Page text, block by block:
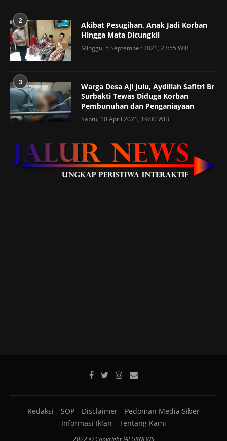
2
Akibat Pesugihan, Anak Jadi Korban
Hingga Mata Dicungkil
Minggu, 5 September 2021, 23:55 WIB
3
Warga Desa Aji Julu, Aydillah Safitri Br
Surbakti Tewas Diduga Korban
Pembunuhan dan Penganiayaan
Sabtu, 10 April 2021, 19:00 WIB
Redaksi SOP Disclaimer
Pedoman Media Siber
Informasi Iklan
Tentang Kami
2022 © Copyright JALURNEWS